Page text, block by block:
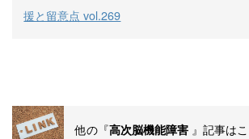
援と留意点 vol.269
他の『高次脳機能障害 』記事は